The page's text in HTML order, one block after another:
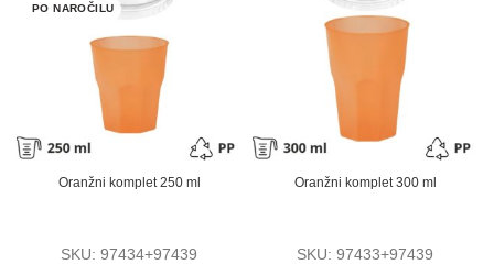
PO NAROČILU
Oranžni komplet 250 ml
SKU: 97434+97439
Oranžni komplet 300 ml
SKU: 97433+97439